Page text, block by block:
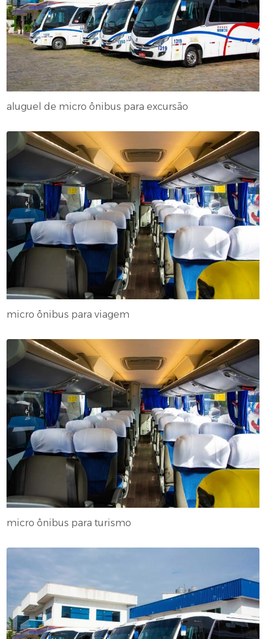
aluguel de micro ônibus para excursão
micro ônibus para viagem
micro ônibus para turismo